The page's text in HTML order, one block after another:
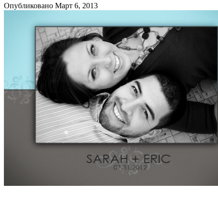
Опубликовано Март 6, 2013